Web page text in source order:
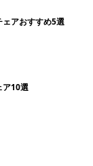
アおすすめ5選
ア10選